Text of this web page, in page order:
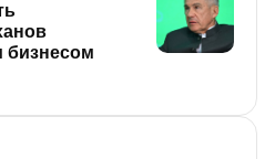
бизнесом